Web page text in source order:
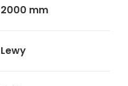
2000 mm
Lewy